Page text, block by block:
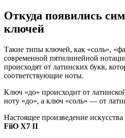
Откуда появились
ключей
Такие типы ключей, как «соль»,
современной пятилинейной
происходят от латинских букв,
соответствующие ноты.
Ключ «до» происходит от
ноту «до», а ключ «сoль» — от
Настоящее произведение
FiiO X7 II